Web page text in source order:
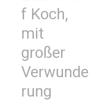
f Koch,
mit
großer
Verwunde
rung